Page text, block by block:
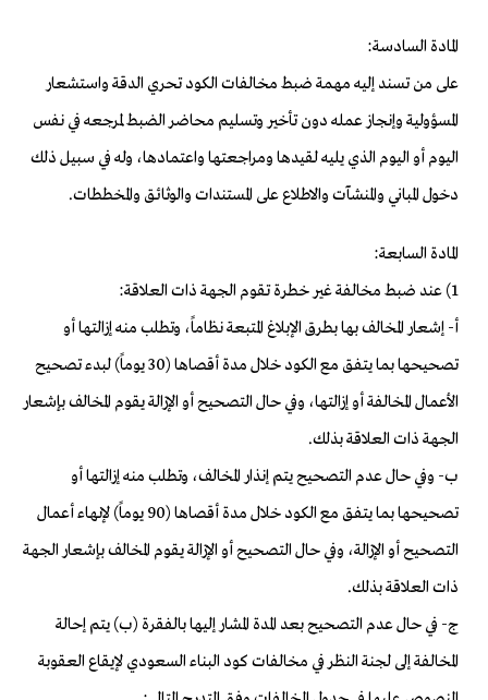
المادة السادسة:
على من تسند إليه مهمة ضبط مخالفات الكود تحري الدقة واستشعار
المسؤولية وإنجاز عمله دون تأخير وتسليم محاضر الضبط لمرجعه في نفس
اليوم أو اليوم الذي يليه لقيدها ومراجعتها واعتمادها، وله في سبيل ذلك
دخول المباني والمنشآت والاطلاع على المستندات والوثائق والمخططات.
المادة السابعة:
1) عند ضبط مخالفة غير خطرة تقوم الجهة ذات العلاقة:
أ- إشعار المخالف بها بطرق الإبلاغ المتبعة نظاماً، وتطلب منه إزالتها أو
تصحيحها بما يتفق مع الكود خلال مدة أقصاها (30 يوماً) لبدء تصحيح
الأعمال المخالفة أو إزالتها، وفي حال التصحيح أو الإزالة يقوم المخالف بإشعار
الجهة ذات العلاقة بذلك.
ب- وفي حال عدم التصحيح يتم إنذار المخالف، وتطلب منه إزالتها أو
تصحيحها بما يتفق مع الكود خلال مدة أقصاها (90 يوماً) لإنهاء أعمال
التصحيح أو الإزالة، وفي حال التصحيح أو الإزالة يقوم المخالف بإشعار الجهة
ذات العلاقة بذلك.
ج- في حال عدم التصحيح بعد المدة المشار إليها بالفقرة (ب) يتم إحالة
المخالفة إلى لجنة النظر في مخالفات كود البناء السعودي لإيقاع العقوبة